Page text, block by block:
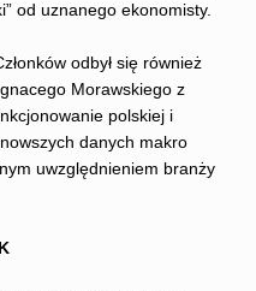
od uznanego ekonomisty.
odbył się również
Morawskiego z
polskiej i
danych makro
uwzględnieniem branży